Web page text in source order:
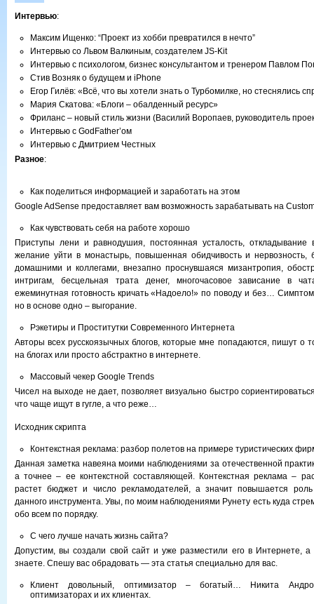
Интервью:
Максим Ищенко: “Проект из хобби превратился в нечто”
Интервью со Львом Валкиным, создателем JS-Kit
Интервью с психологом, бизнес консультантом и тренером Павлом
Стив Возняк о будущем и iPhone
Егор Гилёв: «Всё, что вы хотели знать о Турбомилке, но стеснялись
Мария Скатова: «Блоги – обалденный ресурс»
Фриланс – новый стиль жизни (Василий Воропаев, руководитель
Интервью с GodFather’ом
Интервью с Дмитрием Честных
Разное:
Как поделиться информацией и заработать на этом
Google AdSense предоставляет вам возможность зарабатывать на
Как чувствовать себя на работе хорошо
Приступы лени и равнодушия, постоянная усталость,
желание уйти в монастырь, повышенная обидчивость и нервозность,
домашними и коллегами, внезапно проснувшаяся мизантропия,
интригам, бесцельная трата денег, многочасовое зависание в
ежеминутная готовность кричать «Надоело!» по поводу и без…
но в основе одно – выгорание.
Рэкетиры и Проститутки Современного Интернета
Авторы всех русскоязычных блогов, которые мне попадаются, пишут о
на блогах или просто абстрактно в интернете.
Массовый чекер Google Trends
Чисел на выходе не дает, позволяет визуально быстро
что чаще ищут в гугле, а что реже…
Исходник скрипта
Контекстная реклама: разбор полетов на примере туристических
Данная заметка навеяна моими наблюдениями за отечественной
а точнее – ее контекстной составляющей. Контекстная реклама –
растет бюджет и число рекламодателей, а значит повышается роль
данного инструмента. Увы, по моим наблюдениями Рунету есть куда
обо всем по порядку.
С чего лучше начать жизнь сайта?
Допустим, вы создали свой сайт и уже разместили его в Интернете,
знаете. Спешу вас обрадовать — эта статья специально для вас.
Клиент довольный, оптимизатор – богатый… Никита
оптимизаторах и их клиентах.